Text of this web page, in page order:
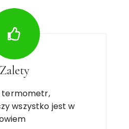
Zalety
termometr,
wszystko jest w